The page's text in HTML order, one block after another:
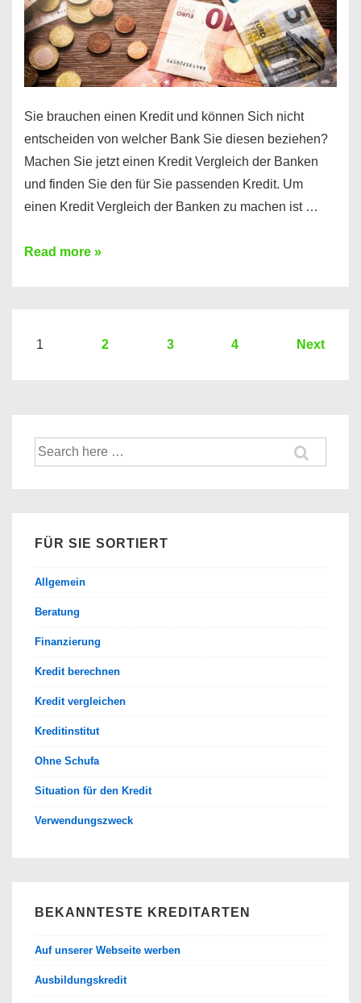
finden
Sie brauchen einen Kredit und können Sich nicht
entscheiden von welcher Bank Sie diesen beziehen?
Machen Sie jetzt einen Kredit Vergleich der Banken
und finden Sie den für Sie passenden Kredit. Um
einen Kredit Vergleich der Banken zu machen ist …
Sie
Hier
Banken
Read more »
Seitennummerierung
1 2 3 4 Next
Suche
nach:
FÜR SIE SORTIERT
Allgemein
Beratung
Finanzierung
Kredit berechnen
Kredit vergleichen
Kreditinstitut
Ohne Schufa
Situation für den Kredit
Verwendungszweck
BEKANNTESTE KREDITARTEN
Auf unserer Webseite werben
Ausbildungskredit